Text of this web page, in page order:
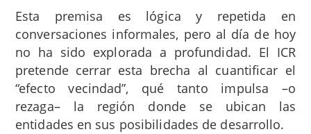
Esta premisa es lógica y repetida en
conversaciones informales, pero al día de hoy
no ha sido explorada a profundidad. El ICR
pretende cerrar esta brecha al cuantificar el
“efecto vecindad”, qué tanto impulsa –o
rezaga– la región donde se ubican las
entidades en sus posibilidades de desarrollo.